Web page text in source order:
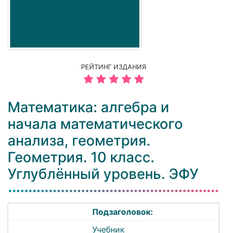
РЕЙТИНГ ИЗДАНИЯ
Математика: алгебра и
начала математического
анализа, геометрия.
Геометрия. 10 класс.
Углублённый уровень. ЭФУ
Подзаголовок:
Учебник